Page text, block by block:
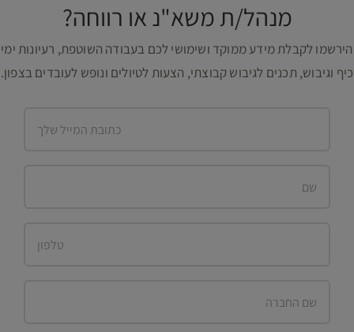
מנהל/ת משא"נ או רווחה?
הירשמו לקבלת מידע ממוקד ושימושי לכם בעבודה השוטפת, רעיונות ימי
כיף וגיבוש, תכנים לגיבוש קבוצתי, הצעות לטיולים ונופש לעובדים בצפון.